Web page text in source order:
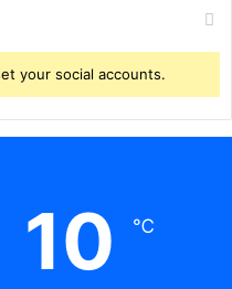
your social accounts.
10 ℃